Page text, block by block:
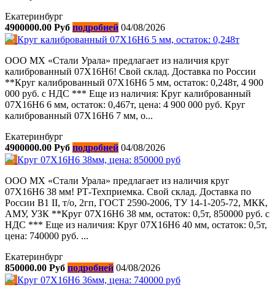
Екатеринбург
4900000.00 Руб подробней 04/08/2026
Круг калиброванный 07Х16Н6 5 мм, остаток: 0,248т
ООО МХ «Стали Урала» предлагает из наличия круг
калиброванный 07Х16Н6! Свой склад. Доставка по России
**Круг калиброванный 07Х16Н6 5 мм, остаток: 0,248т, 4 900
000 руб. с НДС *** Еще из наличия: Круг калиброванный
07Х16Н6 6 мм, остаток: 0,467т, цена: 4 900 000 руб. Круг
калиброванный 07Х16Н6 7 мм, о...
Екатеринбург
4900000.00 Руб подробней 04/08/2026
Круг 07Х16Н6 38мм, цена: 850000 руб
ООО МХ «Стали Урала» предлагает из наличия круг
07Х16Н6 38 мм! РТ-Техприемка. Свой склад. Доставка по
России В1 II, т/о, 2гп, ГОСТ 2590-2006, ТУ 14-1-205-72, МКК,
АМУ, УЗК **Круг 07Х16Н6 38 мм, остаток: 0,5т, 850000 руб. с
НДС *** Еще из наличия: Круг 07Х16Н6 40 мм, остаток: 0,5т,
цена: 740000 руб. ...
Екатеринбург
850000.00 Руб подробней 04/08/2026
Круг 07Х16Н6 36мм, цена: 740000 руб